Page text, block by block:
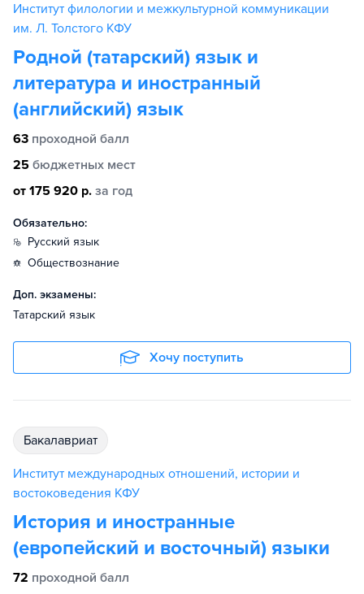
Институт филологии и межкультурной коммуникации
им. Л. Толстого КФУ
Родной (татарский) язык и
литература и иностранный
(английский) язык
63 проходной балл
25 бюджетных мест
от 175 920 р. за год
Обязательно:
русский язык
обществознание
Доп. экзамены:
Татарский язык
Хочу поступить
бакалавриат
Институт международных отношений, истории и
востоковедения КФУ
История и иностранные
(европейский и восточный) языки
72 проходной балл